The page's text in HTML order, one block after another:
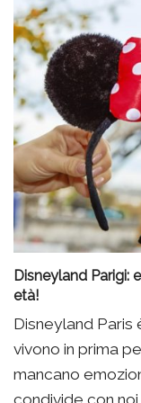
Disneyland Parigi:
età!
Disneyland Paris
vivono in prima
mancano
condivide con